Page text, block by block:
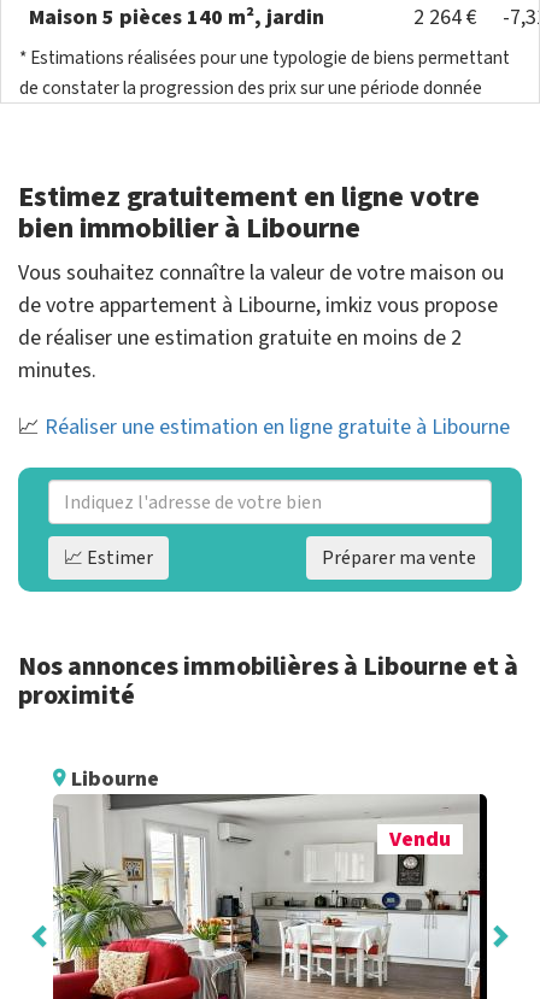
Maison 5 pièces 140 m², jardin
2 264 € -
* Estimations réalisées pour une typologie de biens permettant
de constater la progression des prix sur une période donnée
Estimez gratuitement en ligne votre
bien immobilier à Libourne
Vous souhaitez connaître la valeur de votre maison ou
de votre appartement à Libourne, imkiz vous propose
de réaliser une estimation gratuite en moins de 2
minutes.
📈 Réaliser une estimation en ligne gratuite à Libourne
📈 Estimer Préparer ma vente
Nos annonces immobilières à Libourne et à
proximité
Libourne
Vendu